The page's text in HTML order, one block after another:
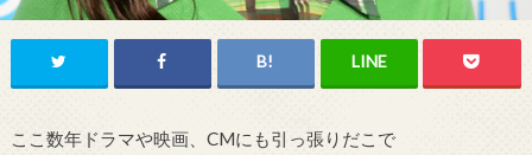
ここ数年ドラマや映画、CMにも引っ張りだこで